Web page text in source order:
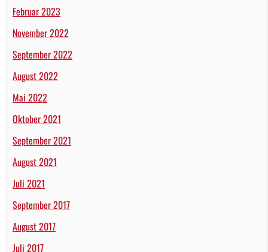
Februar 2023
November 2022
September 2022
August 2022
Mai 2022
Oktober 2021
September 2021
August 2021
Juli 2021
September 2017
August 2017
Juli 2017